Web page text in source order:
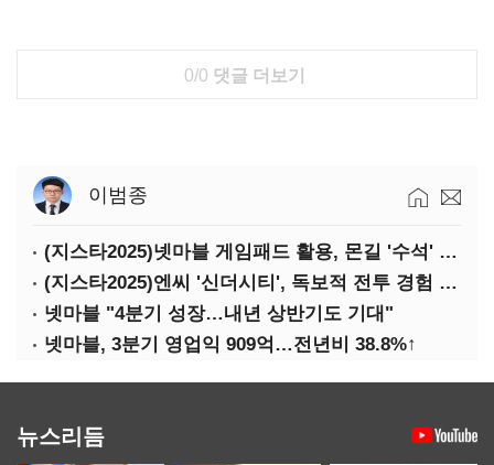
0/0 댓글 더보기
이범종
(지스타2025)넷마블 게임패드 활용, 몬길 '수석' 7대죄 '차석'
(지스타2025)엔씨 '신더시티', 독보적 전투 경험 필요
넷마블 "4분기 성장…내년 상반기도 기대"
넷마블, 3분기 영업익 909억…전년비 38.8%↑
뉴스리듬